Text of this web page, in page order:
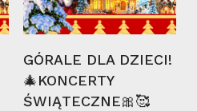
GÓRALE DLA DZIECI!
🎄KONCERTY
ŚWIĄTECZNE🎀🥰